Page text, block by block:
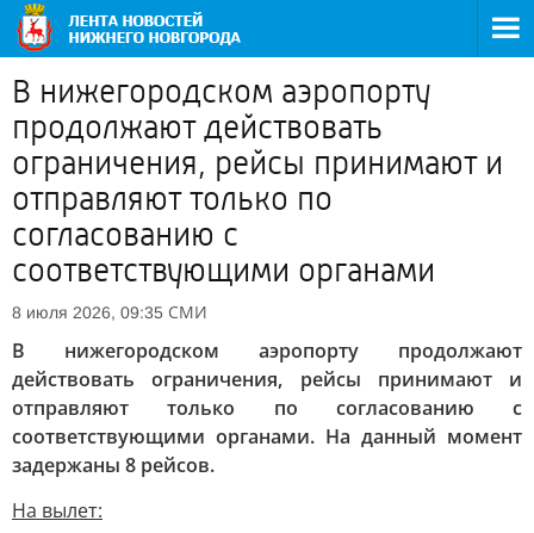
В нижегородском аэропорту
продолжают действовать
ограничения, рейсы принимают и
отправляют только по
согласованию с
соответствующими органами
8 июля 2026, 09:35 СМИ
В нижегородском аэропорту продолжают
действовать ограничения, рейсы принимают и
отправляют только по согласованию с
соответствующими органами. На данный момент
задержаны 8 рейсов.
На вылет: